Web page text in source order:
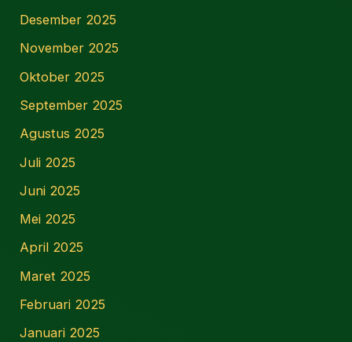
Desember 2025
November 2025
Oktober 2025
September 2025
Agustus 2025
Juli 2025
Juni 2025
Mei 2025
April 2025
Maret 2025
Februari 2025
Januari 2025